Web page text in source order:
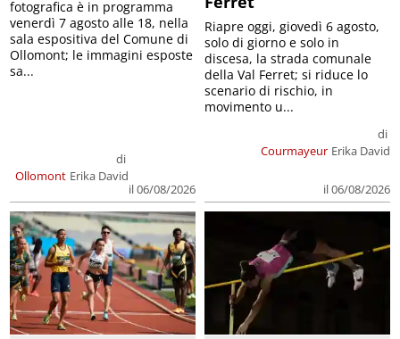
Ollomont
di
Erika David
il 06/08/2026
fotografica è in programma
venerdì 7 agosto alle 18, nella
sala espositiva del Comune di
Ollomont; le immagini esposte
sa...
Courmayeur
di
Erika David
il 06/08/2026
Riapre oggi, giovedì 6 agosto,
solo di giorno e solo in
discesa, la strada comunale
della Val Ferret; si riduce lo
scenario di rischio, in
movimento u...